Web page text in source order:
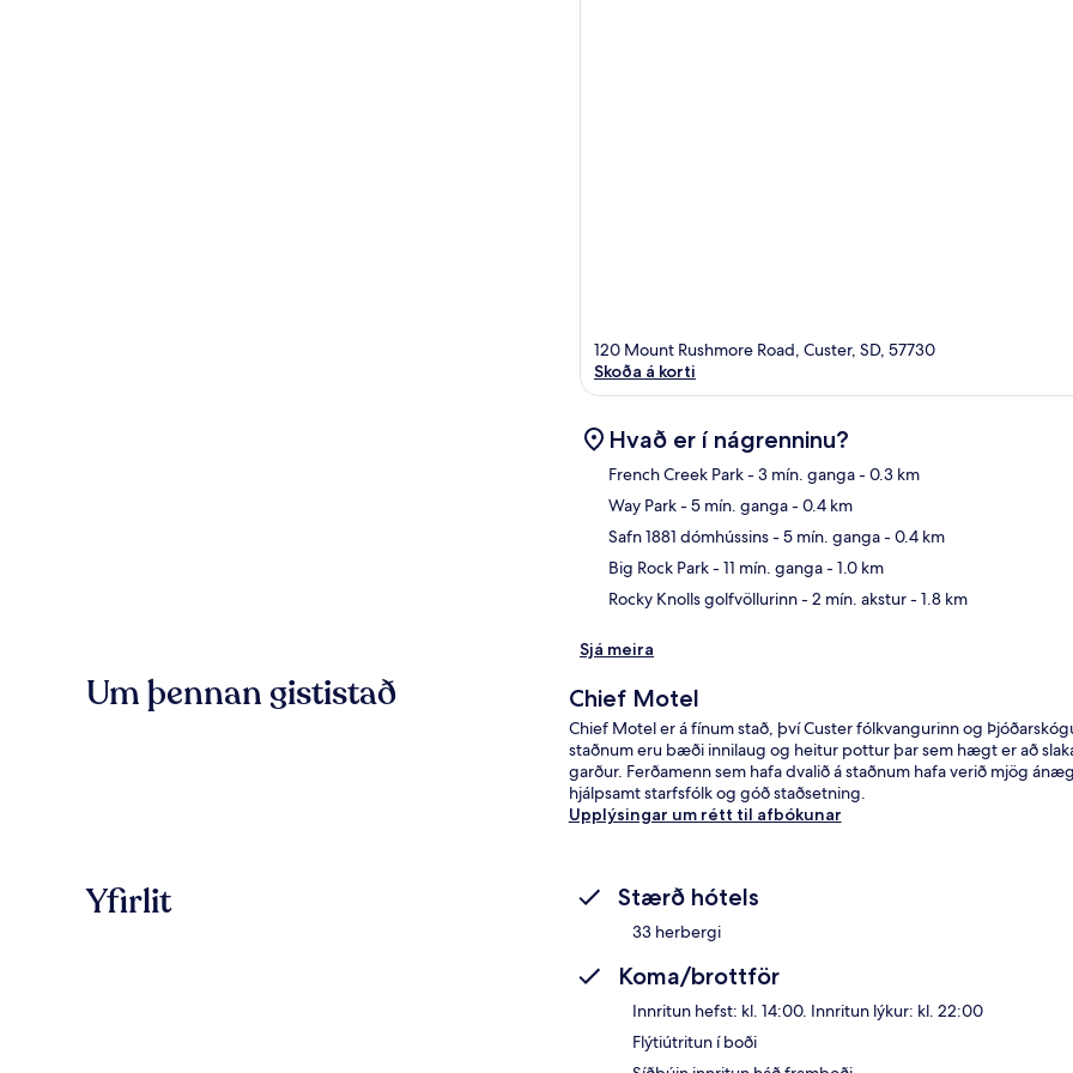
120 Mount Rushmore Road, Custer, SD, 57730
Skoða á korti
Hvað er í nágrenninu?
French Creek Park- 3 mín. ganga- 0.3 km
Way Park- 5 mín. ganga- 0.4 km
Safn 1881 dómhússins- 5 mín. ganga- 0.4 km
Big Rock Park- 11 mín. ganga- 1.0 km
Rocky Knolls golfvöllurinn- 2 mín. akstur- 1.8 km
Sjá meira
Um þennan gististað Chief Motel
Chief Motel er á fínum stað, því Custer fólkvangurinn og
staðnum eru bæði innilaug og heitur pottur þar sem hægt er að
garður. Ferðamenn sem hafa dvalið á staðnum hafa verið mjög
hjálpsamt starfsfólk og góð staðsetning.
Upplýsingar um rétt til afbókunar
Yfirlit Stærð hótels
33 herbergi
Koma/brottför
Innritun hefst: kl. 14:00. Innritun lýkur: kl. 22:00
Flýtiútritun í boði